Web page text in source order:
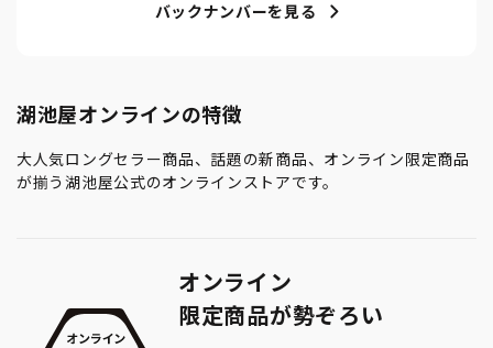
バックナンバーを見る
湖池屋オンラインの特徴
大人気ロングセラー商品、話題の新商品、オンライン限定商品
が揃う湖池屋公式のオンラインストアです。
オンライン
限定商品が勢ぞろい